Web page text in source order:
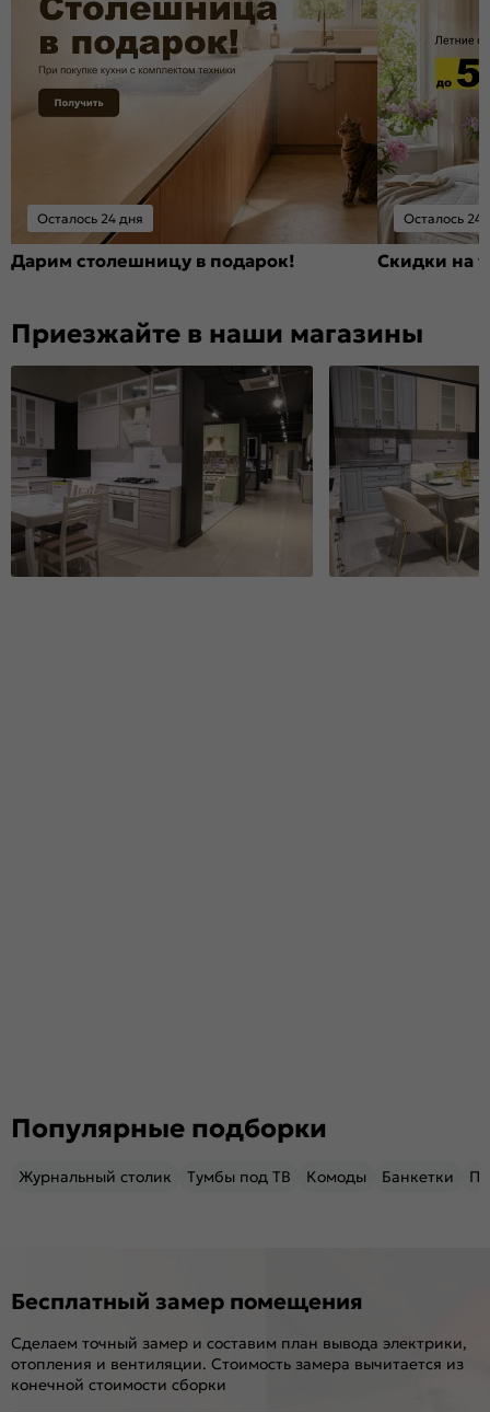
Осталось 24 дня
Дарим столешницу в подарок!
Осталось 24
Скидки на
Приезжайте в наши магазины
Популярные подборки
Журнальный столик Тумбы под ТВ Комоды Банкетки
Бесплатный замер помещения
Сделаем точный замер и составим план вывода электрики,
отопления и вентиляции. Стоимость замера вычитается из
конечной стоимости сборки